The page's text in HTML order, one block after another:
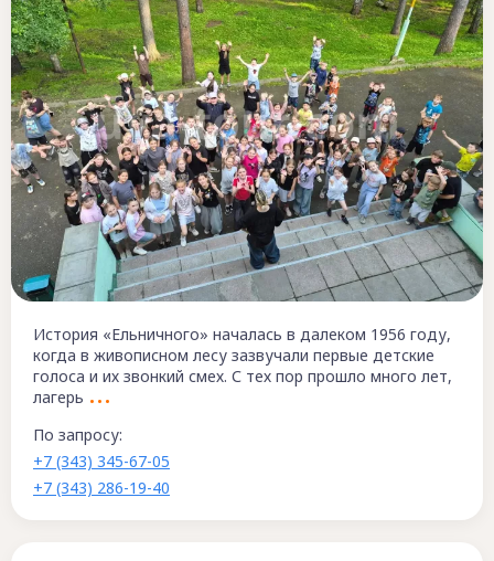
История «Ельничного» началась в далеком 1956 году,
когда в живописном лесу зазвучали первые детские
голоса и их звонкий смех. С тех пор прошло много лет,
лагерь
По запросу:
+7 (343) 345-67-05
+7 (343) 286-19-40